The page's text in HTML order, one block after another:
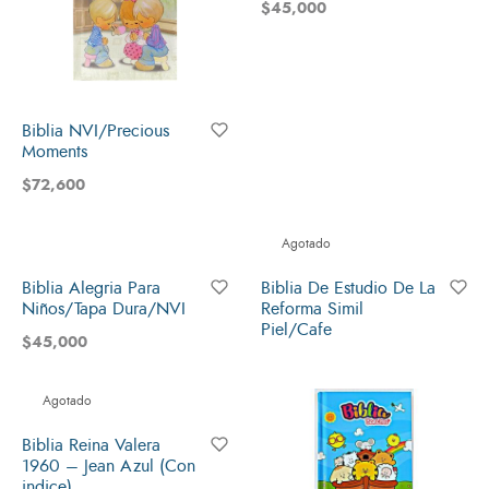
Biblia NVI/Precious
Moments
$72,600
$45,000
Biblia Alegria Para
Niños/Tapa Dura/NVI
$45,000
Agotado
Biblia De Estudio De La
Reforma Simil
Piel/Cafe
Agotado
Biblia Reina Valera
1960 – Jean Azul (Con